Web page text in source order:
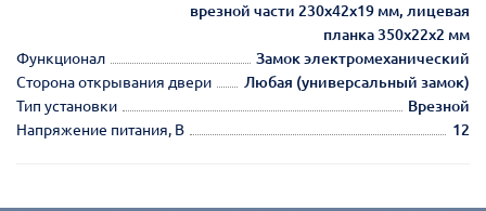
врезной части 230х42х19 мм, лицевая
планка 350х22х2 мм
Функционал
Замок электромеханический
Сторона открывания двери
Любая (универсальный замок)
Тип установки
Врезной
Напряжение питания, В
12